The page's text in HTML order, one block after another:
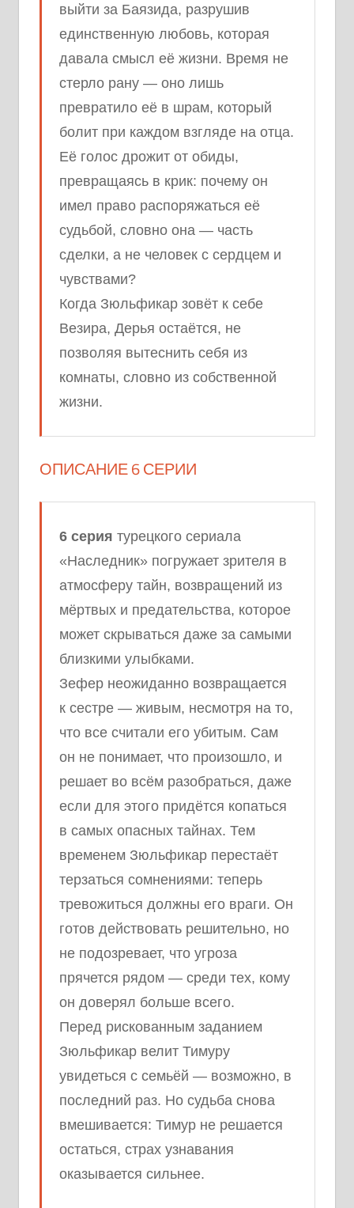
выйти за Баязида, разрушив
единственную любовь, которая
давала смысл её жизни. Время не
стерло рану — оно лишь
превратило её в шрам, который
болит при каждом взгляде на отца.
Её голос дрожит от обиды,
превращаясь в крик: почему он
имел право распоряжаться её
судьбой, словно она — часть
сделки, а не человек с сердцем и
чувствами?
Когда Зюльфикар зовёт к себе
Везира, Дерья остаётся, не
позволяя вытеснить себя из
комнаты, словно из собственной
жизни.
ОПИСАНИЕ 6 СЕРИИ
6 серия турецкого сериала
«Наследник» погружает зрителя в
атмосферу тайн, возвращений из
мёртвых и предательства, которое
может скрываться даже за самыми
близкими улыбками.
Зефер неожиданно возвращается
к сестре — живым, несмотря на то,
что все считали его убитым. Сам
он не понимает, что произошло, и
решает во всём разобраться, даже
если для этого придётся копаться
в самых опасных тайнах. Тем
временем Зюльфикар перестаёт
терзаться сомнениями: теперь
тревожиться должны его враги. Он
готов действовать решительно, но
не подозревает, что угроза
прячется рядом — среди тех, кому
он доверял больше всего.
Перед рискованным заданием
Зюльфикар велит Тимуру
увидеться с семьёй — возможно, в
последний раз. Но судьба снова
вмешивается: Тимур не решается
остаться, страх узнавания
оказывается сильнее.